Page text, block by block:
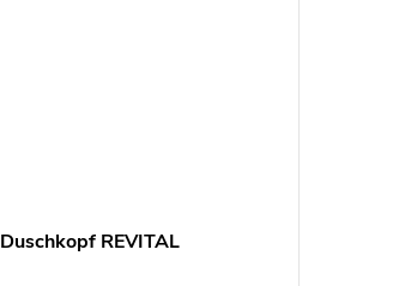
Duschkopf REVITAL